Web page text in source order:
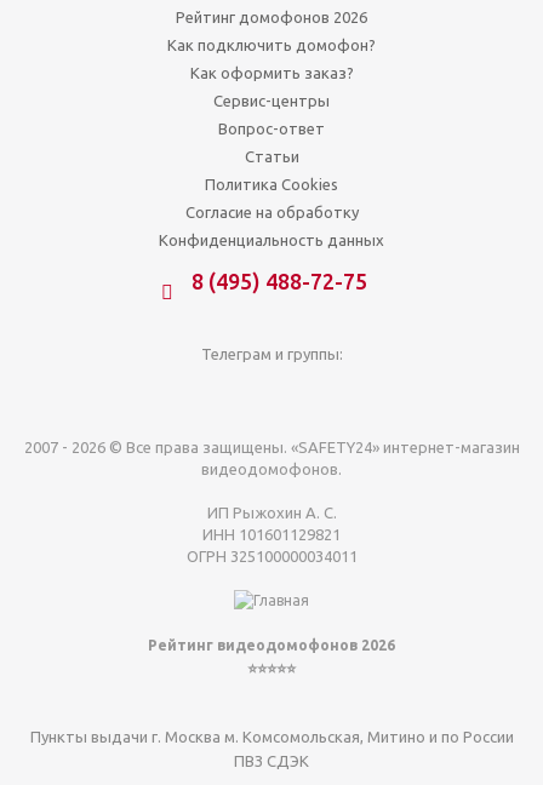
Рейтинг домофонов 2026
Как подключить домофон?
Как оформить заказ?
Сервис-центры
Вопрос-ответ
Статьи
Политика Cookies
Согласие на обработку
Конфиденциальность данных
8 (495) 488-72-75
Телеграм и группы:
2007 - 2026 © Все права защищены. «SAFETY24» интернет-магазин
видеодомофонов.
ИП Рыжохин А. С.
ИНН 101601129821
ОГРН 325100000034011
Рейтинг видеодомофонов 2026
⭐⭐⭐⭐⭐
Пункты выдачи г. Москва м. Комсомольская, Митино и по России
ПВЗ СДЭК